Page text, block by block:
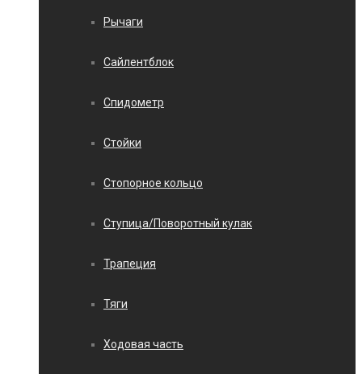
Рычаги
Сайлентблок
Спидометр
Стойки
Стопорное кольцо
Ступица/Поворотный кулак
Трапеция
Тяги
Ходовая часть